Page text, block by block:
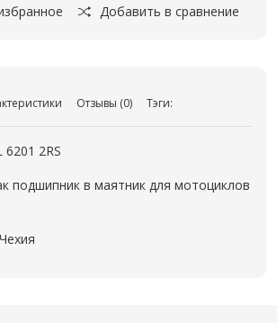
Добавить в сравнение
Отзывы (0) Тэги:
2RS
подшипник в маятник для мотоциклов